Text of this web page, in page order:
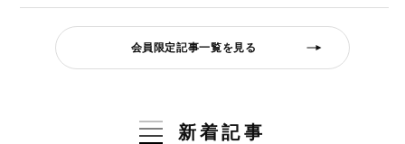
会員限定記事一覧を見る
新着記事